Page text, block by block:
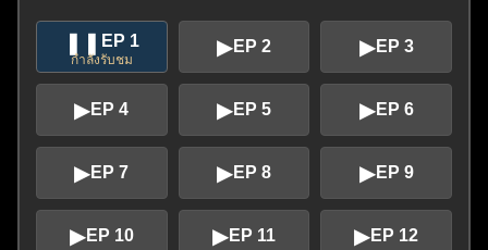
EP 1
กำลังรับชม
▶EP 2 ▶EP 3
▶EP 4 ▶EP 5 ▶EP 6
▶EP 7 ▶EP 8 ▶EP 9
▶EP 10 ▶EP 11 ▶EP 12